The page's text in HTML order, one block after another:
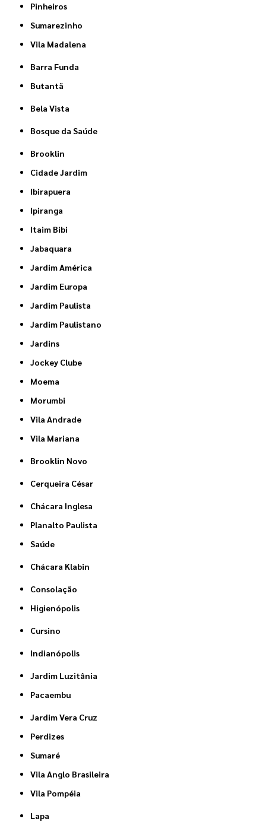
Pinheiros
Sumarezinho
Vila Madalena
Barra Funda
Butantã
Bela Vista
Bosque da Saúde
Brooklin
Cidade Jardim
Ibirapuera
Ipiranga
Itaim Bibi
Jabaquara
Jardim América
Jardim Europa
Jardim Paulista
Jardim Paulistano
Jardins
Jockey Clube
Moema
Morumbi
Vila Andrade
Vila Mariana
Brooklin Novo
Cerqueira César
Chácara Inglesa
Planalto Paulista
Saúde
Chácara Klabin
Consolação
Higienópolis
Cursino
Indianópolis
Jardim Luzitânia
Pacaembu
Jardim Vera Cruz
Perdizes
Sumaré
Vila Anglo Brasileira
Vila Pompéia
Lapa